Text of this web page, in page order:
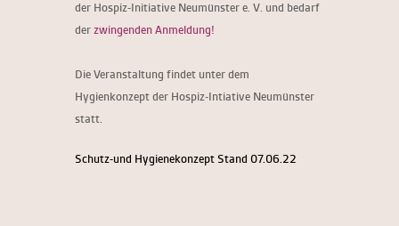
der Hospiz-Initiative Neumünster e. V. und bedarf
der zwingenden Anmeldung!
Die Veranstaltung findet unter dem
Hygienkonzept der Hospiz-Intiative Neumünster
statt.
Schutz-und Hygienekonzept Stand 07.06.22